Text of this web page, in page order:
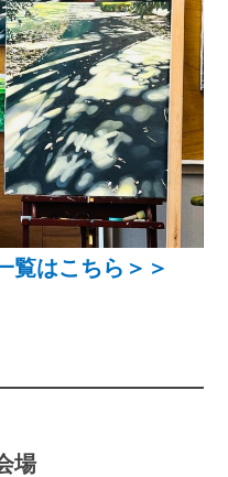
はこちら＞＞
場